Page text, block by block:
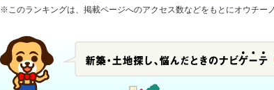
※このランキングは、掲載ページへのアクセス数などをもとにオウチー